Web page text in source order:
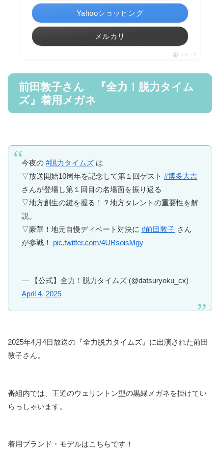
Yahooショッピング
メルカリ
ポチップ
前田敦子さん 『全力！脱力タイム
ズ』着用メガネ
今夜の #脱力タイムズ は
▽放送開始10周年を記念して第１回ゲスト #博多大吉
さんが登場し第１回目の名場面を振り返る
▽地方創生の鍵を握る！？地方タレントの重要性を解
説。
▽豪華！地元自慢ディベート対決に #前田敦子 さん
が参戦！ pic.twitter.com/4URsoisMgy
— 【公式】全力！脱力タイムズ (@datsuryoku_cx)
April 4, 2025
2025年4月4日放送の『全力脱力タイムズ』に出演された前田
敦子さん。
番組内では、王道のウェリントン型の黒縁メガネを掛けてい
らっしゃいます。
着用ブランド・モデルはこちらです！